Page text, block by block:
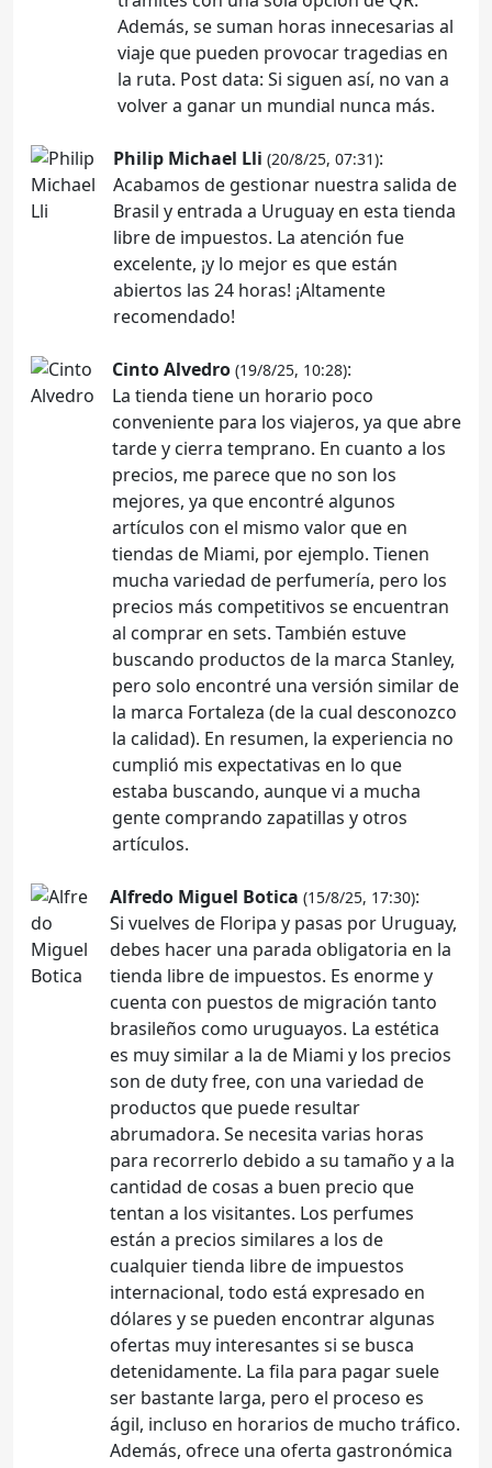
Además, se suman horas innecesarias al
viaje que pueden provocar tragedias en
la ruta. Post data: Si siguen así, no van a
volver a ganar un mundial nunca más.
Philip Michael Lli (20/8/25, 07:31):
Acabamos de gestionar nuestra salida de
Brasil y entrada a Uruguay en esta tienda
libre de impuestos. La atención fue
excelente, ¡y lo mejor es que están
abiertos las 24 horas! ¡Altamente
recomendado!
Cinto Alvedro (19/8/25, 10:28):
La tienda tiene un horario poco
conveniente para los viajeros, ya que abre
tarde y cierra temprano. En cuanto a los
precios, me parece que no son los
mejores, ya que encontré algunos
artículos con el mismo valor que en
tiendas de Miami, por ejemplo. Tienen
mucha variedad de perfumería, pero los
precios más competitivos se encuentran
al comprar en sets. También estuve
buscando productos de la marca Stanley,
pero solo encontré una versión similar de
la marca Fortaleza (de la cual desconozco
la calidad). En resumen, la experiencia no
cumplió mis expectativas en lo que
estaba buscando, aunque vi a mucha
gente comprando zapatillas y otros
artículos.
Alfredo Miguel Botica (15/8/25, 17:30):
Si vuelves de Floripa y pasas por Uruguay,
debes hacer una parada obligatoria en la
tienda libre de impuestos. Es enorme y
cuenta con puestos de migración tanto
brasileños como uruguayos. La estética
es muy similar a la de Miami y los precios
son de duty free, con una variedad de
productos que puede resultar
abrumadora. Se necesita varias horas
para recorrerlo debido a su tamaño y a la
cantidad de cosas a buen precio que
tentan a los visitantes. Los perfumes
están a precios similares a los de
cualquier tienda libre de impuestos
internacional, todo está expresado en
dólares y se pueden encontrar algunas
ofertas muy interesantes si se busca
detenidamente. La fila para pagar suele
ser bastante larga, pero el proceso es
ágil, incluso en horarios de mucho tráfico.
Además, ofrece una oferta gastronómica